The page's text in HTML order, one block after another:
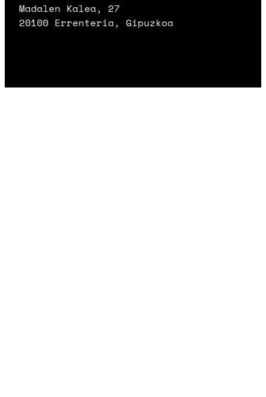
Madalen Kalea, 27
20100 Errenteria, Gipuzkoa